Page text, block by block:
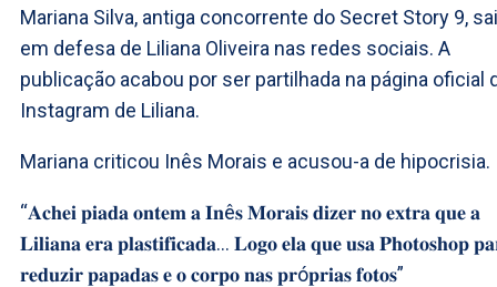
Mariana Silva, antiga concorrente do Secret Story 9,
em defesa de Liliana Oliveira nas redes sociais. A
publicação acabou por ser partilhada na página oficial
Instagram de Liliana.
Mariana criticou Inês Morais e acusou-a de hipocrisia.
“𝐀𝐜𝐡𝐞𝐢 𝐩𝐢𝐚𝐝𝐚 𝐨𝐧𝐭𝐞𝐦 𝐚 𝐈𝐧ê𝐬 𝐌𝐨𝐫𝐚𝐢𝐬 𝐝𝐢𝐳𝐞𝐫 𝐧𝐨 𝐞𝐱𝐭𝐫𝐚 𝐪𝐮𝐞 𝐚
𝐋𝐢𝐥𝐢𝐚𝐧𝐚 𝐞𝐫𝐚 𝐩𝐥𝐚𝐬𝐭𝐢𝐟𝐢𝐜𝐚𝐝𝐚… 𝐋𝐨𝐠𝐨 𝐞𝐥𝐚 𝐪𝐮𝐞 𝐮𝐬𝐚 𝐏𝐡𝐨𝐭𝐨𝐬𝐡𝐨𝐩
𝐫𝐞𝐝𝐮𝐳𝐢𝐫 𝐩𝐚𝐩𝐚𝐝𝐚𝐬 𝐞 𝐨 𝐜𝐨𝐫𝐩𝐨 𝐧𝐚𝐬 𝐩𝐫ó𝐩𝐫𝐢𝐚𝐬 𝐟𝐨𝐭𝐨𝐬”